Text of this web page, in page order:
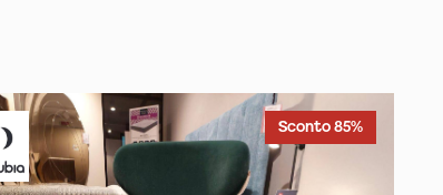
Sconto 85%